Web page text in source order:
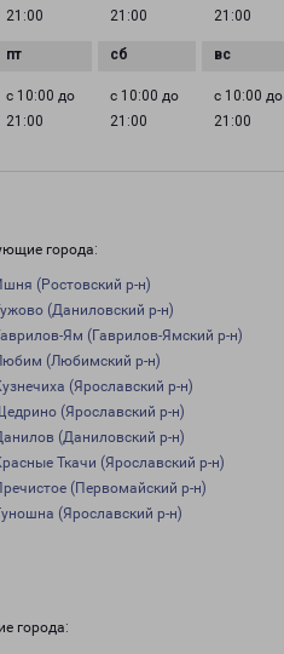
21:00
21:00
21:00
с 10:00 до
21:00
с 10:00 до
21:00
с 10:00 до
21:00
города:
(Ростовский р-н)
(Даниловский р-н)
Ям (Гаврилов-Ямский р-н)
(Любимский р-н)
(Ярославский р-н)
(Ярославский р-н)
(Даниловский р-н)
Ткачи (Ярославский р-н)
(Первомайский р-н)
(Ярославский р-н)
города: